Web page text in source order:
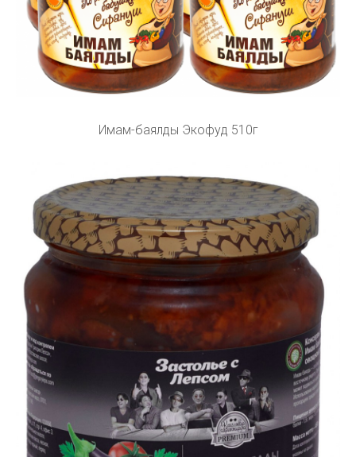
Имам-баялды Экофуд 510г